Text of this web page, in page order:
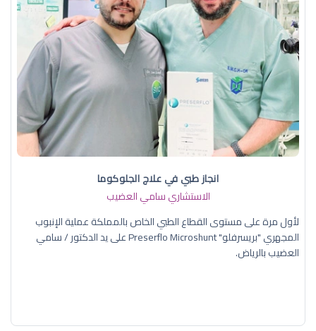
انجاز طبي في علاج الجلوكوما
الاستشاري سامي العضيب
لأول مرة على مستوى القطاع الطبي الخاص بالمملكة عملية الإنبوب
المجهري "بريسرفلو" Preserflo Microshunt على يد الدكتور / سامي
العضيب بالرياض.